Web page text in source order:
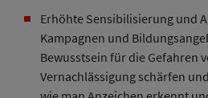
Erhöhte Sensibilisierung und
Kampagnen und
Bewusstsein für die Gefahren
Vernachlässigung schärfen